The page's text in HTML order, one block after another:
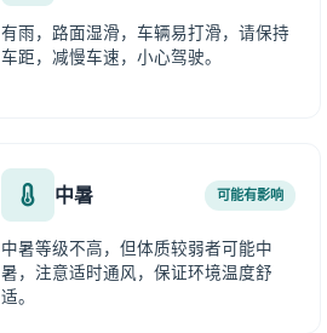
有雨，路面湿滑，车辆易打滑，请保持
车距，减慢车速，小心驾驶。
中暑 可能有影响
中暑等级不高，但体质较弱者可能中
暑，注意适时通风，保证环境温度舒
适。